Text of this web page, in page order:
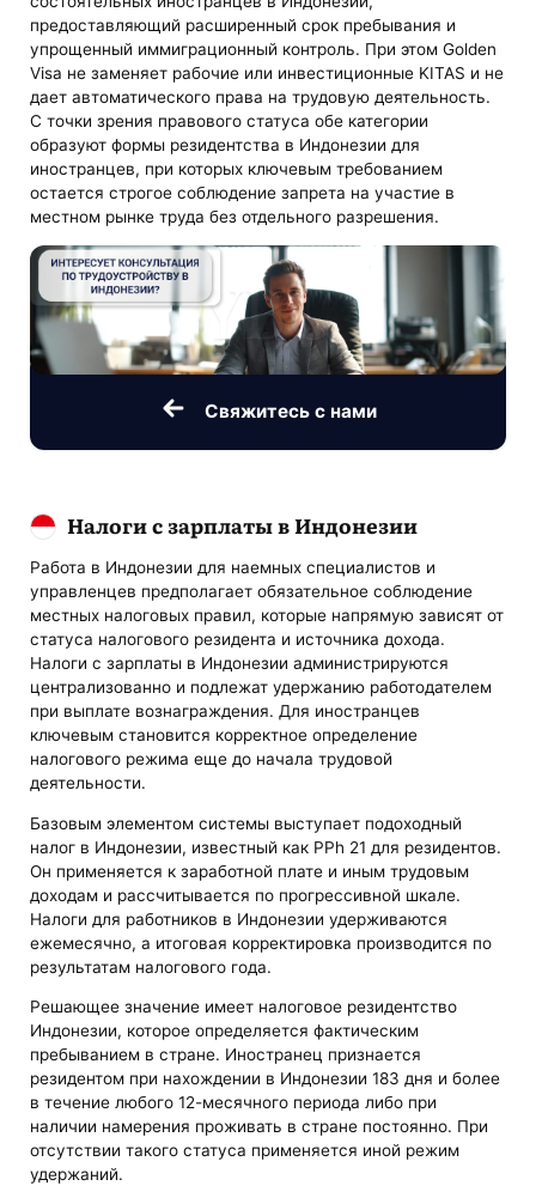
предоставляющий расширенный срок пребывания и
упрощенный иммиграционный контроль. При этом Golden
Visa не заменяет рабочие или инвестиционные KITAS и не
дает автоматического права на трудовую деятельность.
С точки зрения правового статуса обе категории
образуют формы резидентства в Индонезии для
иностранцев, при которых ключевым требованием
остается строгое соблюдение запрета на участие в
местном рынке труда без отдельного разрешения.
Свяжитесь с нами
Налоги с зарплаты в Индонезии
Работа в Индонезии для наемных специалистов и
управленцев предполагает обязательное соблюдение
местных налоговых правил, которые напрямую зависят от
статуса налогового резидента и источника дохода.
Налоги с зарплаты в Индонезии администрируются
централизованно и подлежат удержанию работодателем
при выплате вознаграждения. Для иностранцев
ключевым становится корректное определение
налогового режима еще до начала трудовой
деятельности.
Базовым элементом системы выступает подоходный
налог в Индонезии, известный как PPh 21 для резидентов.
Он применяется к заработной плате и иным трудовым
доходам и рассчитывается по прогрессивной шкале.
Налоги для работников в Индонезии удерживаются
ежемесячно, а итоговая корректировка производится по
результатам налогового года.
Решающее значение имеет налоговое резидентство
Индонезии, которое определяется фактическим
пребыванием в стране. Иностранец признается
резидентом при нахождении в Индонезии 183 дня и более
в течение любого 12-месячного периода либо при
наличии намерения проживать в стране постоянно. При
отсутствии такого статуса применяется иной режим
удержаний.